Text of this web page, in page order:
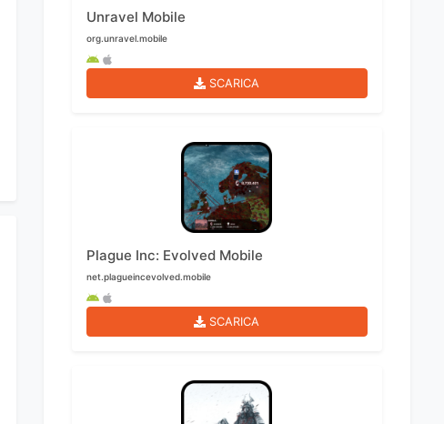
Unravel Mobile
org.unravel.mobile
SCARICA
Plague Inc: Evolved Mobile
net.plagueincevolved.mobile
SCARICA